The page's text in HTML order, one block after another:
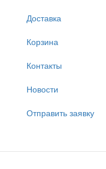
Доставка
Корзина
Контакты
Новости
Отправить заявку